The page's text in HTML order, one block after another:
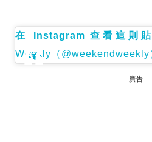
在 Instagram 查看這則
Weekly（@weekendweekly
廣告